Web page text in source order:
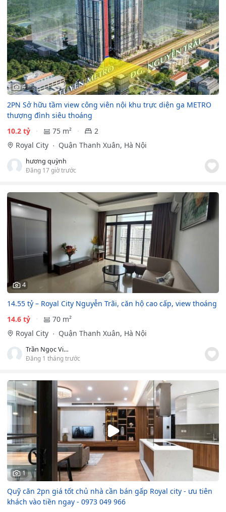
4
2PN Sở hữu tầm view công viên nội khu trực diện ga METRO
thượng đình siêu thoáng
10.2 tỷ
75 m²
2
Royal City
Quận Thanh Xuân, Hà Nội
hương quỳnh
Đăng 17 giờ trước
4
14.55 tỷ – Royal City Nguyễn Trãi, căn hộ cao cấp, view thoáng
14.6 tỷ
70 m²
Royal City
Quận Thanh Xuân, Hà Nội
Trần Ngọc Vinh
Đăng 1 tháng trước
1
Quỹ căn 2pn giá tốt chủ nhà cần bán gấp Royal city - ưu tiên
khách vào tiền ngay - 0973 049 966